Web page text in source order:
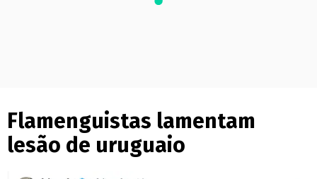
Flamenguistas lamentam
lesão de uruguaio